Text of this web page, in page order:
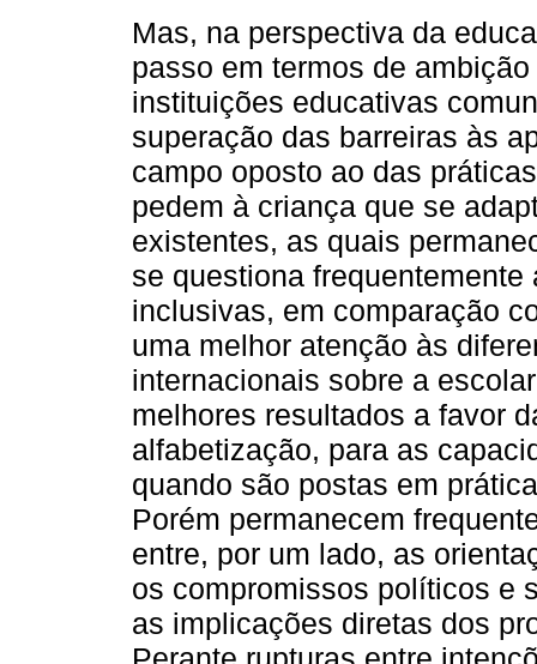
Mas, na perspectiva da
passo em termos de
instituições educativas
superação das barreiras às
campo oposto ao das
pedem à criança que se
existentes, as quais
se questiona
inclusivas, em comparação
uma melhor atenção às
internacionais sobre a
melhores resultados a favor
alfabetização, para as
quando são postas em
Porém permanecem
entre, por um lado, as
os compromissos políticos e
as implicações diretas dos